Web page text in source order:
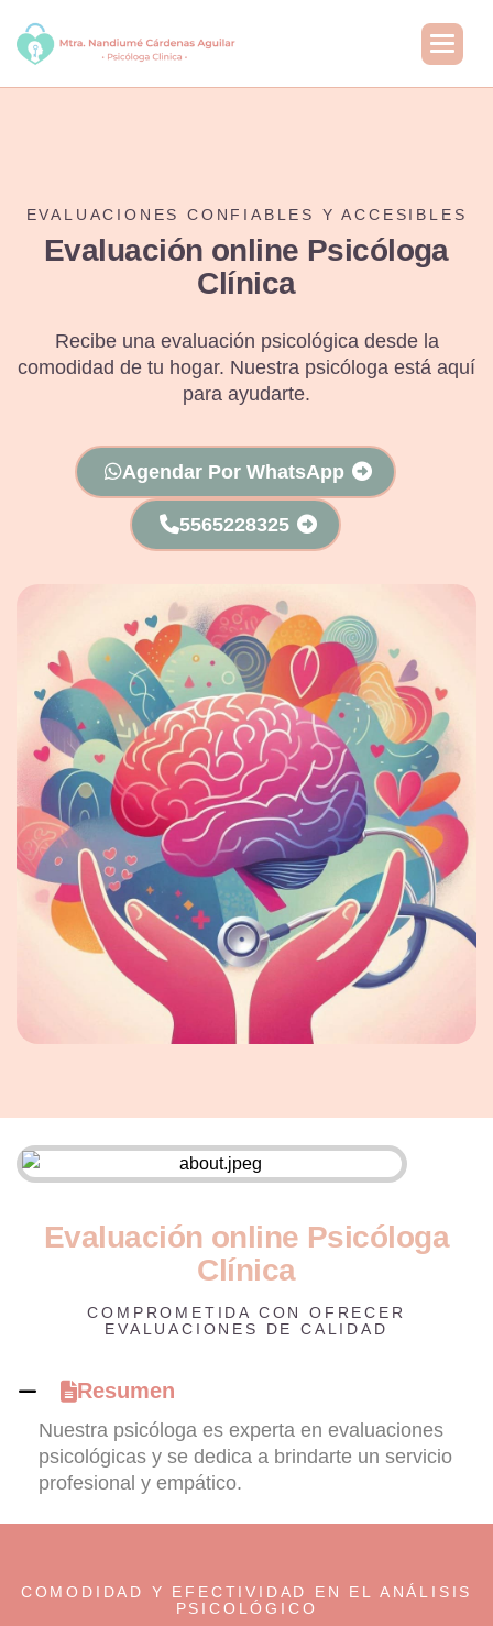
EVALUACIONES CONFIABLES Y ACCESIBLES
Evaluación online Psicóloga
Clínica
Recibe una evaluación psicológica desde la
comodidad de tu hogar. Nuestra psicóloga está aquí
para ayudarte.
Agendar Por WhatsApp
5565228325
Evaluación online Psicóloga
Clínica
COMPROMETIDA CON OFRECER
EVALUACIONES DE CALIDAD
Resumen
Nuestra psicóloga es experta en evaluaciones
psicológicas y se dedica a brindarte un servicio
profesional y empático.
COMODIDAD Y EFECTIVIDAD EN EL ANÁLISIS
PSICOLÓGICO